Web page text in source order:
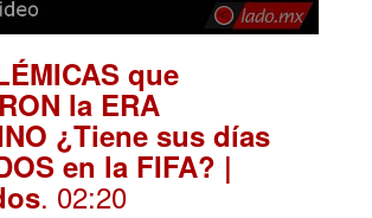
que
la ERA
¿Tiene sus días
en la FIFA? |
. 02:20